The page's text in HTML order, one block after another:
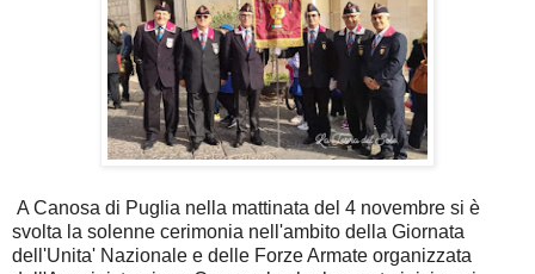
A Canosa di Puglia nella mattinata del 4 novembre si è
svolta la solenne cerimonia nell'ambito della Giornata
dell'Unita' Nazionale e delle Forze Armate organizzata